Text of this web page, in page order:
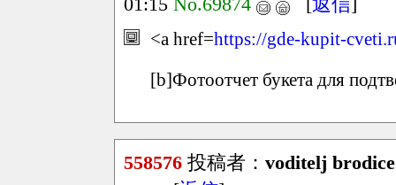
<a href=https://gde-kupit-
[b]Фотоотчет букета для
558576 投稿者： voditelj brodice